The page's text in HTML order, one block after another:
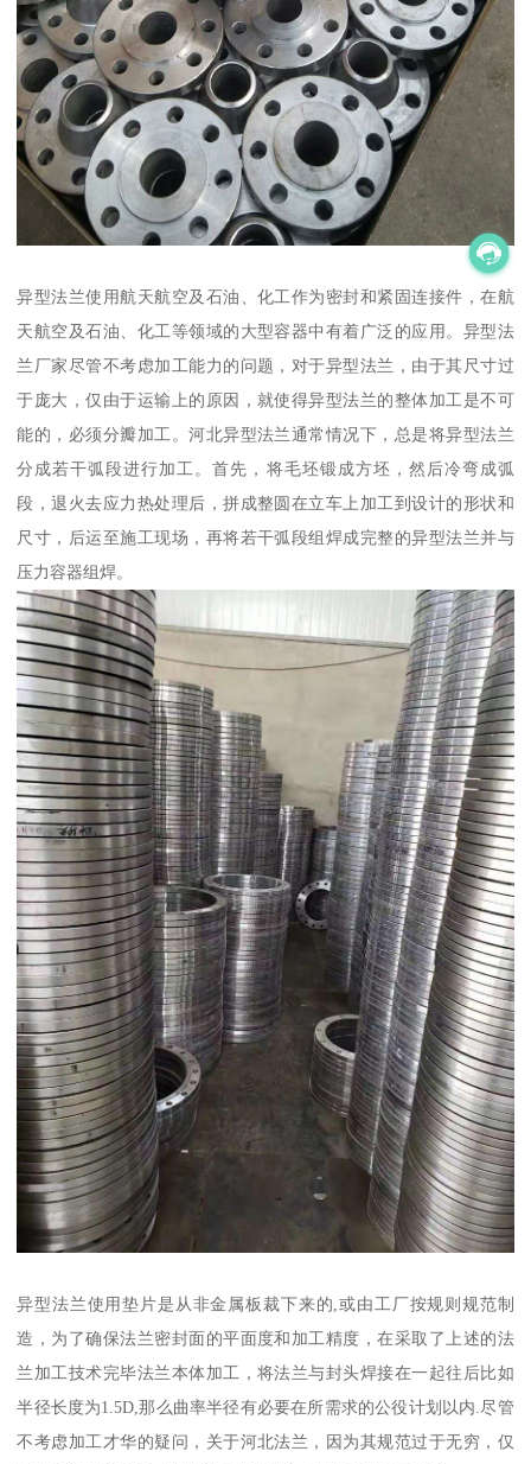
异型法兰使用航天航空及石油、化工作为密封和紧固连接件，在航
天航空及石油、化工等领域的大型容器中有着广泛的应用。异型法
兰厂家尽管不考虑加工能力的问题，对于异型法兰，由于其尺寸过
于庞大，仅由于运输上的原因，就使得异型法兰的整体加工是不可
能的，必须分瓣加工。河北异型法兰通常情况下，总是将异型法兰
分成若干弧段进行加工。首先，将毛坯锻成方坯，然后冷弯成弧
段，退火去应力热处理后，拼成整圆在立车上加工到设计的形状和
尺寸，后运至施工现场，再将若干弧段组焊成完整的异型法兰并与
压力容器组焊。
异型法兰使用垫片是从非金属板裁下来的,或由工厂按规则规范制
造，为了确保法兰密封面的平面度和加工精度，在采取了上述的法
兰加工技术完毕法兰本体加工，将法兰与封头焊接在一起往后比如
半径长度为1.5D,那么曲率半径有必要在所需求的公役计划以内.尽管
不考虑加工才华的疑问，关于河北法兰，因为其规范过于无穷，仅